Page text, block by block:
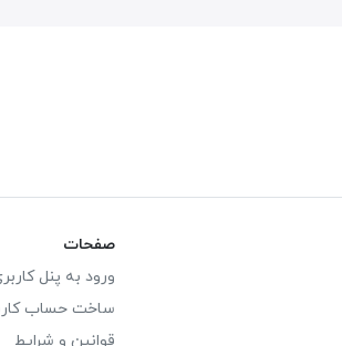
صفحات
ورود به پنل
ساخت حساب
قوانین و شرایط